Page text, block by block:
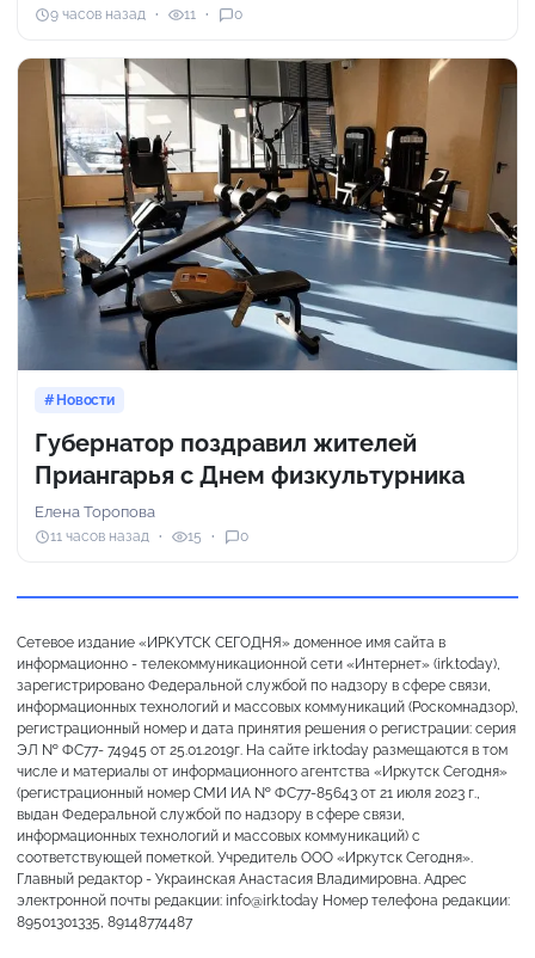
9 часов назад 11 0
Новости
Губернатор поздравил жителей
Приангарья с Днем физкультурника
Елена Торопова
11 часов назад 15 0
Сетевое издание «ИРКУТСК СЕГОДНЯ» доменное имя сайта в
информационно - телекоммуникационной сети «Интернет» (irk.today),
зарегистрировано Федеральной службой по надзору в сфере связи,
информационных технологий и массовых коммуникаций (Роскомнадзор),
регистрационный номер и дата принятия решения о регистрации: серия
ЭЛ № ФС77- 74945 от 25.01.2019г. На сайте irk.today размещаются в том
числе и материалы от информационного агентства «Иркутск Сегодня»
(регистрационный номер СМИ ИА № ФС77-85643 от 21 июля 2023 г.,
выдан Федеральной службой по надзору в сфере связи,
информационных технологий и массовых коммуникаций) с
соответствующей пометкой. Учредитель ООО «Иркутск Сегодня».
Главный редактор - Украинская Анастасия Владимировна. Адрес
электронной почты редакции: info@irk.today Номер телефона редакции:
89501301335, 89148774487